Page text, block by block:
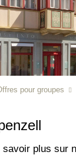
pour groupes
savoir plus sur